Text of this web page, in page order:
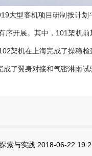
大型客机项目研制按计
开展。其中，101架机前
架机在上海完成了操稳
了翼身对接和气密淋雨
索与实践 2018-06-22